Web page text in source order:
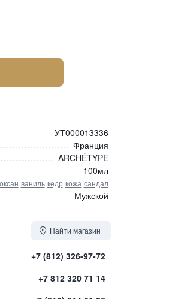
УТ000013336
Франция
ARCHÉTYPE
100мл
ваниль кедр кожа сандал
Мужской
Найти магазин
+7 (812) 326-97-72
+7 812 320 71 14